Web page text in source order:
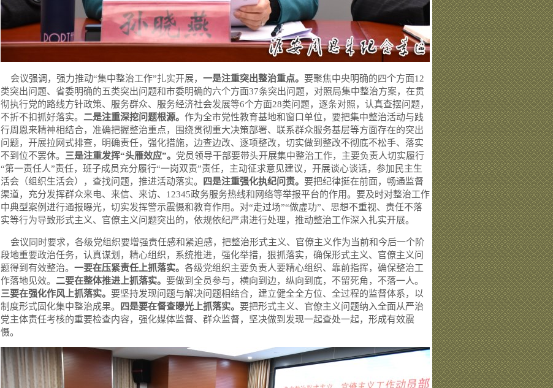
会议强调，强力推动“集中整治工作”扎实开展， 一是注重突出整治重点。 要聚焦中央明确的四个方面12
类突出问题、省委明确的五类突出问题和市委明确的六个方面37条突出问题，对照局集中整治方案，在贯
彻执行党的路线方针政策、服务群众、服务经济社会发展等6个方面28类问题，逐条对照，认真查摆问题，
不折不扣抓好落实。 二是注重深挖问题根源。 作为全市党性教育基地和窗口单位，要把集中整治活动与践
行周恩来精神相结合，准确把握整治重点，围绕贯彻重大决策部署、联系群众服务基层等方面存在的突出
问题，开展拉网式排查，明确责任，强化措施，边查边改、逐项整改，切实做到整改不彻底不松手、落实
不到位不罢休。 三是注重发挥“头雁效应”。 党员领导干部要带头开展集中整治工作，主要负责人切实履行
“第一责任人”责任，班子成员充分履行“一岗双责”责任，主动征求意见建议，开展谈心谈话，参加民主生
活会（组织生活会），查找问题，推进活动落实。
四是注重强化执纪问责。 要把纪律挺在前面，畅通监督
渠道，充分发挥群众来电、来信、来访、12345政务服务热线和网络等举报平台的作用。要及时对整治工作
中典型案例进行通报曝光，切实发挥警示震慑和教育作用。对“走过场”“做虚功”、思想不重视、责任不落
实等行为导致形式主义、官僚主义问题突出的，依规依纪严肃进行处理，推动整治工作深入扎实开展。
会议同时要求，各级党组织要增强责任感和紧迫感，把整治形式主义、官僚主义作为当前和今后一个阶
段地重要政治任务，认真谋划，精心组织，系统推进，强化举措，狠抓落实，确保形式主义、官僚主义问
题得到有效整治。 一要在压紧责任上抓落实。 各级党组织主要负责人要精心组织、靠前指挥，确保整治工
作落地见效。 二要在整体推进上抓落实。 要做到全员参与，横向到边，纵向到底，不留死角，不落一人。
三要在强化作风上抓落实。 要坚持发现问题与解决问题相结合，建立健全全方位、全过程的监督体系，以
制度形式固化集中整治成果。
四是要在督查曝光上抓落实。 要把形式主义、官僚主义问题纳入全面从严治
党主体责任考核的重要检查内容，强化媒体监督、群众监督，坚决做到发现一起查处一起，形成有效震
慑。